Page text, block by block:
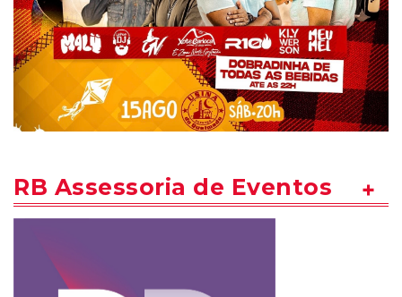
RB Assessoria de Eventos